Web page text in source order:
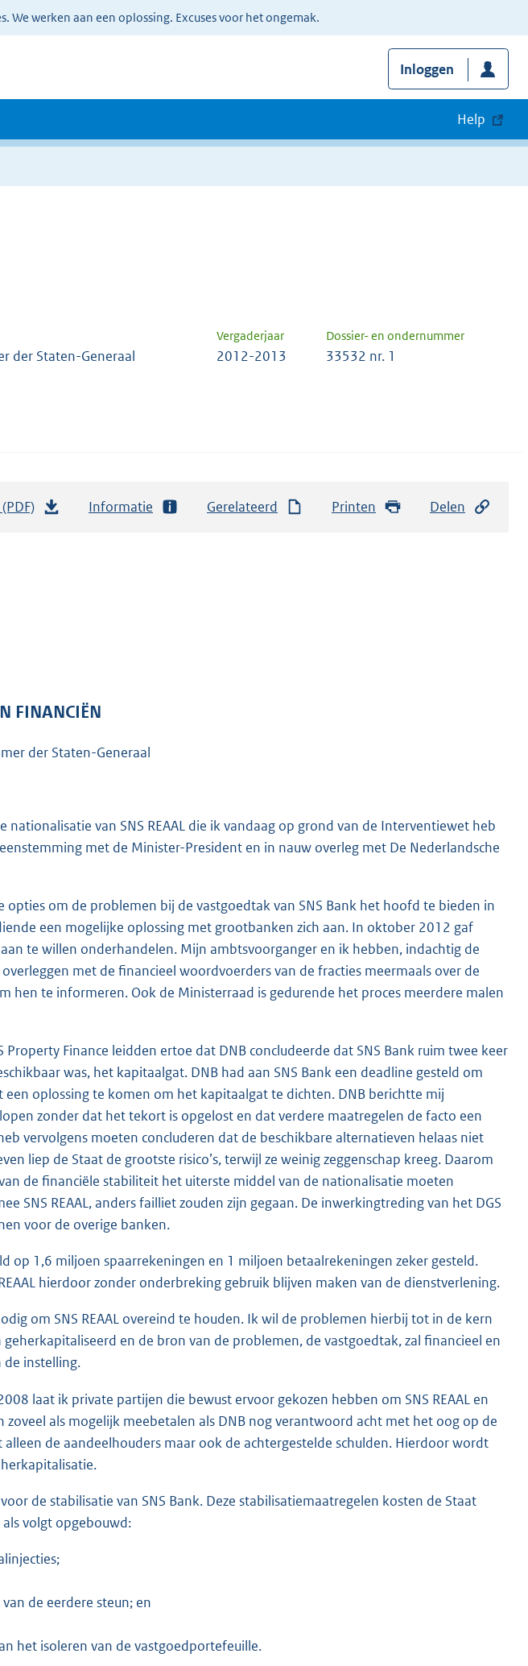
werken aan een oplossing. Excuses voor het ongemak.
Inloggen
Help
Vergaderjaar Dossier- en ondernummer
der Staten-Generaal 2012-2013 33532 nr. 1
r
o
:
1
Informatie Gerelateerd Printen Delen
FINANCIËN
der Staten-Generaal
van SNS REAAL die ik vandaag op grond van de Interventiewet heb
met de Minister-President en in nauw overleg met De Nederlandsche
om de problemen bij de vastgoedtak van SNS Bank het hoofd te bieden in
een mogelijke oplossing met grootbanken zich aan. In oktober 2012 gaf
te willen onderhandelen. Mijn ambtsvoorganger en ik hebben, indachtig de
met de financieel woordvoerders van de fracties meermaals over de
hen te informeren. Ook de Ministerraad is gedurende het proces meerdere malen
Finance leidden ertoe dat DNB concludeerde dat SNS Bank ruim twee keer
was, het kapitaalgat. DNB had aan SNS Bank een deadline gesteld om
oplossing te komen om het kapitaalgat te dichten. DNB berichtte mij
zonder dat het tekort is opgelost en dat verdere maatregelen de facto een
vervolgens moeten concluderen dat de beschikbare alternatieven helaas niet
liep de Staat de grootste risico’s, terwijl ze weinig zeggenschap kreeg. Daarom
de financiële stabiliteit het uiterste middel van de nationalisatie moeten
SNS REAAL, anders failliet zouden zijn gegaan. De inwerkingtreding van het DGS
voor de overige banken.
op 1,6 miljoen spaarrekeningen en 1 miljoen betaalrekeningen zeker gesteld.
hierdoor zonder onderbreking gebruik blijven maken van de dienstverlening.
om SNS REAAL overeind te houden. Ik wil de problemen hierbij tot in de kern
en de bron van de problemen, de vastgoedtak, zal financieel en
de instelling.
laat ik private partijen die bewust ervoor gekozen hebben om SNS REAAL en
zoveel als mogelijk meebetalen als DNB nog verantwoord acht met het oog op de
de aandeelhouders maar ook de achtergestelde schulden. Hierdoor wordt
de stabilisatie van SNS Bank. Deze stabilisatiemaatregelen kosten de Staat
volgt opgebouwd:
de eerdere steun; en
het isoleren van de vastgoedportefeuille.